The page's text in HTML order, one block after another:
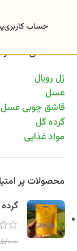
حساب کاربری
دسته‌های
ژل رویال
عسل
قاشق چوبی عسل
گرده گل
مواد غذایی
محصولات پر
گرده
000